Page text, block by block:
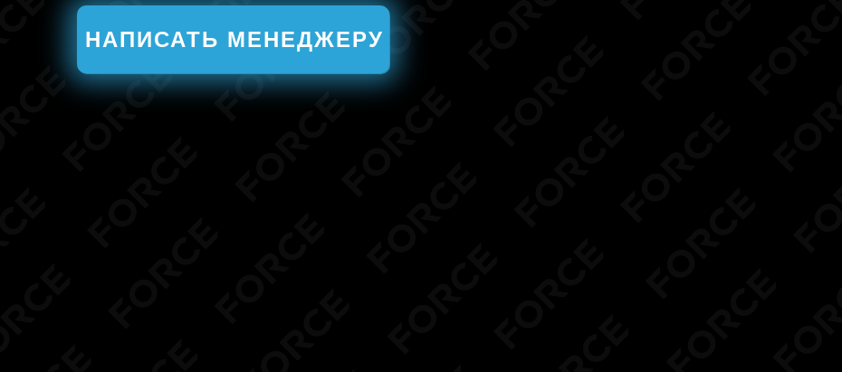
TELEGRAM
НАПИСАТЬ МЕНЕДЖЕРУ